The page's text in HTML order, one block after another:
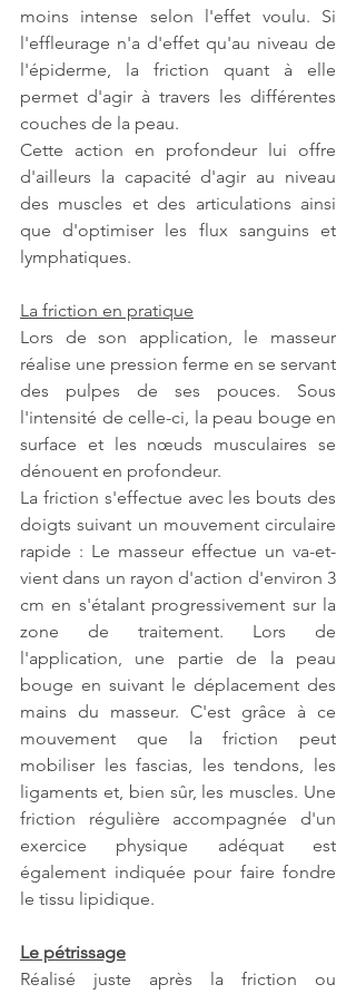
moins intense selon l'effet voulu. Si
l'effleurage n'a d'effet qu'au niveau de
l'épiderme, la friction quant à elle
permet d'agir à travers les différentes
couches de la peau.
Cette action en profondeur lui offre
d'ailleurs la capacité d'agir au niveau
des muscles et des articulations ainsi
que d'optimiser les flux sanguins et
lymphatiques.
La friction en pratique
Lors de son application, le masseur
réalise une pression ferme en se servant
des pulpes de ses pouces. Sous
l'intensité de celle-ci, la peau bouge en
surface et les nœuds musculaires se
dénouent en profondeur.
La friction s'effectue avec les bouts des
doigts suivant un mouvement circulaire
rapide : Le masseur effectue un va-et-
vient dans un rayon d'action d'environ 3
cm en s'étalant progressivement sur la
zone de traitement. Lors de
l'application, une partie de la peau
bouge en suivant le déplacement des
mains du masseur. C'est grâce à ce
mouvement que la friction peut
mobiliser les fascias, les tendons, les
ligaments et, bien sûr, les muscles. Une
friction régulière accompagnée d'un
exercice physique adéquat est
également indiquée pour faire fondre
le tissu lipidique.
Le pétrissage
Réalisé juste après la friction ou